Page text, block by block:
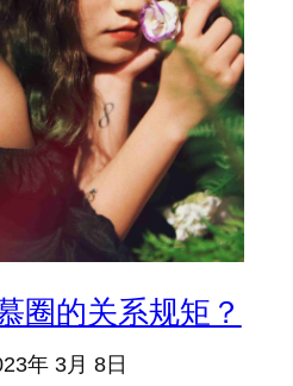
圈的关系规矩？
年 3月 8日